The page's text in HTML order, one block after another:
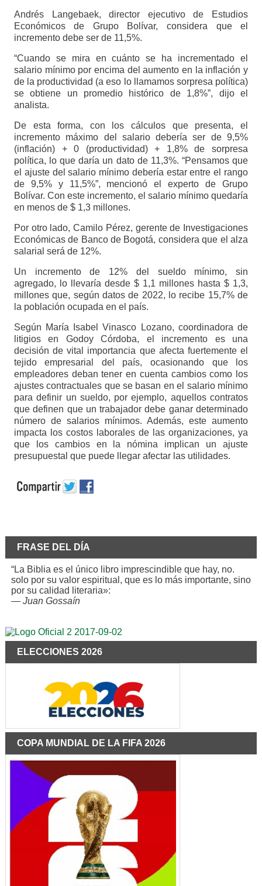
Andrés Langebaek, director ejecutivo de Estudios
Económicos de Grupo Bolívar, considera que el
incremento debe ser de 11,5%.
“Cuando se mira en cuánto se ha incrementado el
salario mínimo por encima del aumento en la inflación y
de la productividad (a eso lo llamamos sorpresa política)
se obtiene un promedio histórico de 1,8%”, dijo el
analista.
De esta forma, con los cálculos que presenta, el
incremento máximo del salario debería ser de 9,5%
(inflación) + 0 (productividad) + 1,8% de sorpresa
política, lo que daría un dato de 11,3%. “Pensamos que
el ajuste del salario mínimo debería estar entre el rango
de 9,5% y 11,5%”, mencionó el experto de Grupo
Bolívar. Con este incremento, el salario mínimo quedaría
en menos de $ 1,3 millones.
Por otro lado, Camilo Pérez, gerente de Investigaciones
Económicas de Banco de Bogotá, considera que el alza
salarial será de 12%.
Un incremento de 12% del sueldo mínimo, sin
agregado, lo llevaría desde $ 1,1 millones hasta $ 1,3,
millones que, según datos de 2022, lo recibe 15,7% de
la población ocupada en el país.
Según María Isabel Vinasco Lozano, coordinadora de
litigios en Godoy Córdoba, el incremento es una
decisión de vital importancia que afecta fuertemente el
tejido empresarial del país, ocasionando que los
empleadores deban tener en cuenta cambios como los
ajustes contractuales que se basan en el salario mínimo
para definir un sueldo, por ejemplo, aquellos contratos
que definen que un trabajador debe ganar determinado
número de salarios mínimos. Además, este aumento
impacta los costos laborales de las organizaciones, ya
que los cambios en la nómina implican un ajuste
presupuestal que puede llegar afectar las utilidades.
FRASE DEL DÍA
“La Biblia es el único libro imprescindible que hay, no.
solo por su valor espiritual, que es lo más importante, sino
por su calidad literaria»:
— Juan Gossaín
ELECCIONES 2026
COPA MUNDIAL DE LA FIFA 2026